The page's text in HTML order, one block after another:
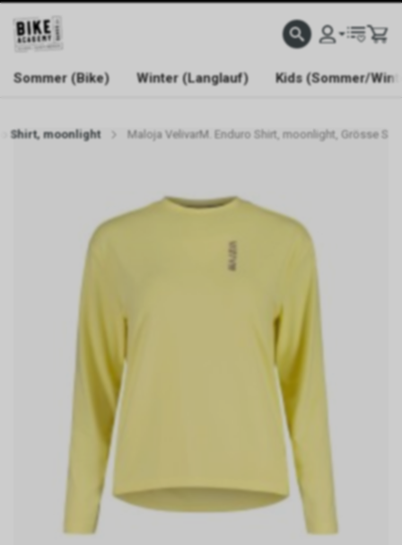
WELCOME TO BIKE ACADEMY
Sommer (Bike) Winter (Langlauf) Kids (Sommer/
Shirt, moonlight Maloja VelivarM. Enduro Shirt, moonlight, Grösse S